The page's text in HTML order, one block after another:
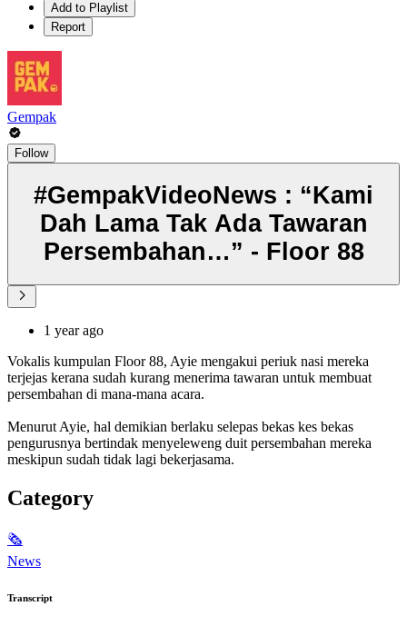
Add to Playlist
Report
Gempak
Follow
#GempakVideoNews : “Kami
Dah Lama Tak Ada Tawaran
Persembahan…” - Floor 88
1 year ago
Vokalis kumpulan Floor 88, Ayie mengakui periuk nasi mereka
terjejas kerana sudah kurang menerima tawaran untuk membuat
persembahan di mana-mana acara.
Menurut Ayie, hal demikian berlaku selepas bekas kes bekas
pengurusnya bertindak menyeleweng duit persembahan mereka
meskipun sudah tidak lagi bekerjasama.
Category
🗞
News
Transcript